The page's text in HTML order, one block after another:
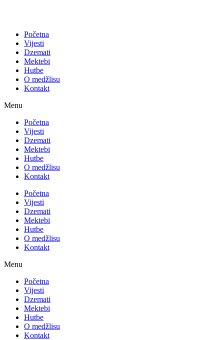
Početna
Vijesti
Dzemati
Mektebi
Hutbe
O medžlisu
Kontakt
Menu
Početna
Vijesti
Dzemati
Mektebi
Hutbe
O medžlisu
Kontakt
Početna
Vijesti
Dzemati
Mektebi
Hutbe
O medžlisu
Kontakt
Menu
Početna
Vijesti
Dzemati
Mektebi
Hutbe
O medžlisu
Kontakt